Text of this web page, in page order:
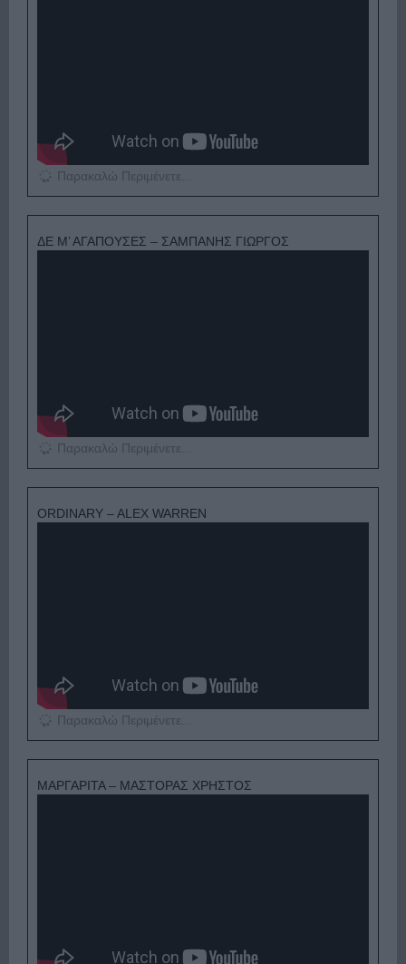
Παρακαλώ Περιμένετε...
ΔΕ Μ’ ΑΓΑΠΟΥΣΕΣ – ΣΑΜΠΑΝΗΣ ΓΙΩΡΓΟΣ
Παρακαλώ Περιμένετε...
ORDINARY – ALEX WARREN
Παρακαλώ Περιμένετε...
ΜΑΡΓΑΡΙΤΑ – ΜΑΣΤΟΡΑΣ ΧΡΗΣΤΟΣ